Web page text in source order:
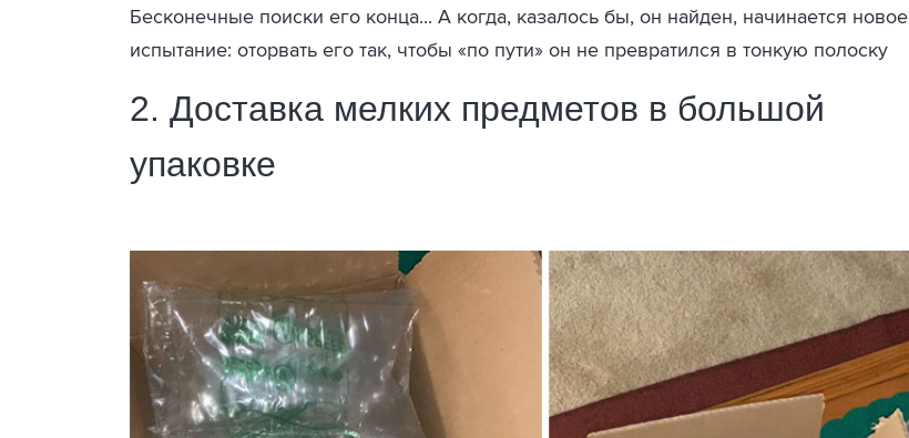
Бесконечные поиски его конца... А когда, казалось бы, он найден, начинается новое
испытание: оторвать его так, чтобы «по пути» он не превратился в тонкую полоску
2. Доставка мелких предметов в большой
упаковке